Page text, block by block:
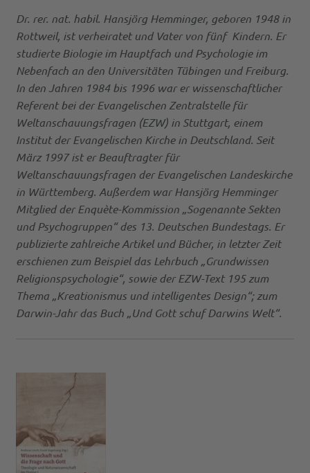
Dr. rer. nat. habil. Hansjörg Hemminger, geboren 1948 in
Rottweil, ist verheiratet und Vater von fünf Kindern. Er
studierte Biologie im Hauptfach und Psychologie im
Nebenfach an den Universitäten Tübingen und Freiburg.
In den Jahren 1984 bis 1996 war er wissenschaftlicher
Referent bei der Evangelischen Zentralstelle für
Weltanschauungsfragen (EZW) in Stuttgart, einem
Institut der Evangelischen Kirche in Deutschland. Seit
März 1997 ist er Beauftragter für
Weltanschauungsfragen der Evangelischen Landeskirche
in Württemberg. Außerdem war Hansjörg Hemminger
Mitglied der Enquète-Kommission „Sogenannte Sekten
und Psychogruppen“ des 13. Deutschen Bundestags. Er
publizierte zahlreiche Artikel und Bücher, in letzter Zeit
erschienen zum Beispiel das Lehrbuch „Grundwissen
Religionspsychologie“, sowie der EZW-Text 195 zum
Thema „Kreationismus und intelligentes Design“; zum
Darwin-Jahr das Buch „Und Gott schuf Darwins Welt“.